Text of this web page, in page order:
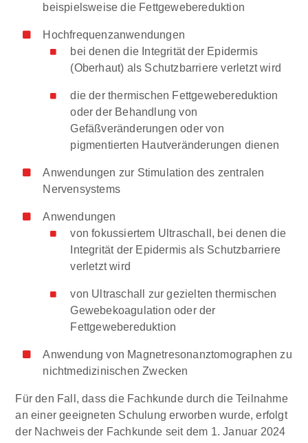
beispielsweise die Fettgewebereduktion
Hochfrequenzanwendungen
bei denen die Integrität der Epidermis
(Oberhaut) als Schutzbarriere verletzt wird
die der thermischen Fettgewebereduktion
oder der Behandlung von
Gefäßveränderungen oder von
pigmentierten Hautveränderungen dienen
Anwendungen zur Stimulation des zentralen
Nervensystems
Anwendungen
von fokussiertem Ultraschall, bei denen die
Integrität der Epidermis als Schutzbarriere
verletzt wird
von Ultraschall zur gezielten thermischen
Gewebekoagulation oder der
Fettgewebereduktion
Anwendung von Magnetresonanztomographen zu
nichtmedizinischen Zwecken
Für den Fall, dass die Fachkunde durch die Teilnahme
an einer geeigneten Schulung erworben wurde, erfolgt
der Nachweis der Fachkunde seit dem 1. Januar 2024